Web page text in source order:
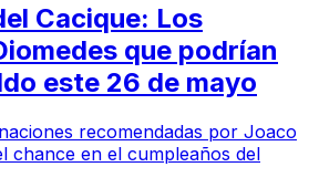
Cacique: Los
que podrían
este 26 de mayo
recomendadas por Joaco
chance en el cumpleaños del